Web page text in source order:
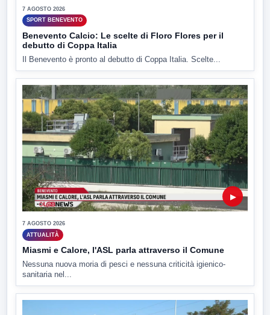
7 AGOSTO 2026
SPORT BENEVENTO
Benevento Calcio: Le scelte di Floro Flores per il
debutto di Coppa Italia
Il Benevento è pronto al debutto di Coppa Italia. Scelte...
▶
7 AGOSTO 2026
ATTUALITÀ
Miasmi e Calore, l'ASL parla attraverso il Comune
Nessuna nuova moria di pesci e nessuna criticità igienico-
sanitaria nel...